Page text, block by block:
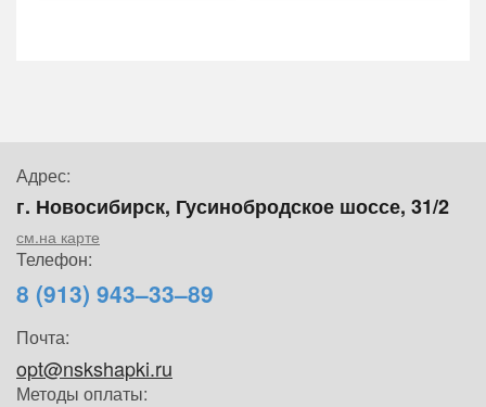
Адрес:
г. Новосибирск, Гусинобродское шоссе, 31/2
см.на карте
Телефон:
8 (913) 943–33–89
Почта:
opt@nskshapki.ru
Методы оплаты: